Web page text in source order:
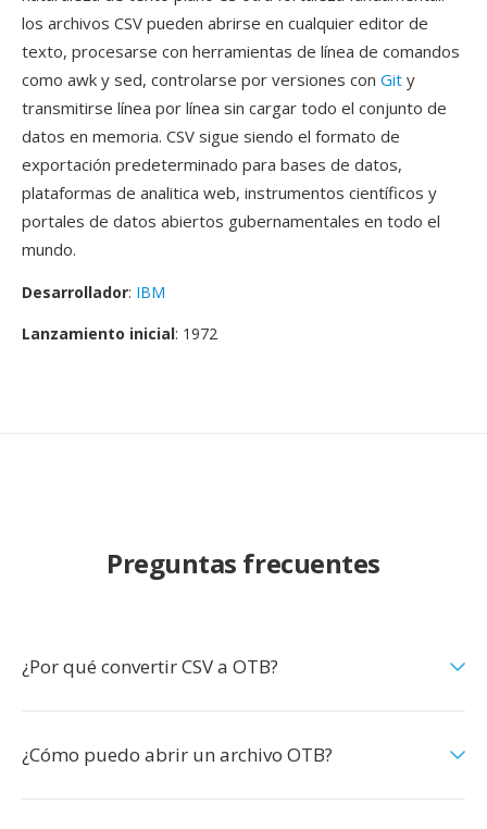
los archivos CSV pueden abrirse en cualquier editor de
texto, procesarse con herramientas de línea de comandos
como awk y sed, controlarse por versiones con Git y
transmitirse línea por línea sin cargar todo el conjunto de
datos en memoria. CSV sigue siendo el formato de
exportación predeterminado para bases de datos,
plataformas de analitica web, instrumentos científicos y
portales de datos abiertos gubernamentales en todo el
mundo.
Desarrollador: IBM
Lanzamiento inicial: 1972
Preguntas frecuentes
¿Por qué convertir CSV a OTB?
¿Cómo puedo abrir un archivo OTB?